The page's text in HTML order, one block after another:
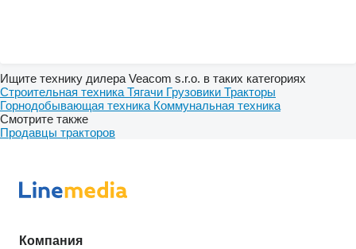
Ищите технику дилера Veacom s.r.o. в таких категориях
Строительная техника Тягачи Грузовики Тракторы
Горнодобывающая техника Коммунальная техника
Смотрите также
Продавцы тракторов
Компания